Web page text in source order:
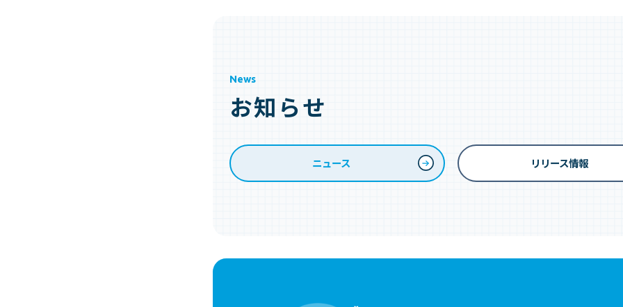
News
お知らせ
ニュース リリース情報